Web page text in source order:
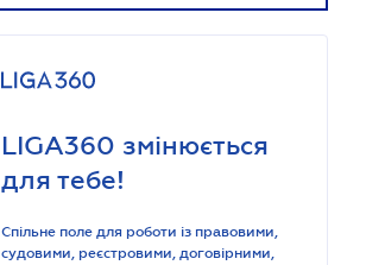
LIGA360 змінюється
для тебе!
Спільне поле для роботи із правовими,
судовими, реєстровими, договірними,